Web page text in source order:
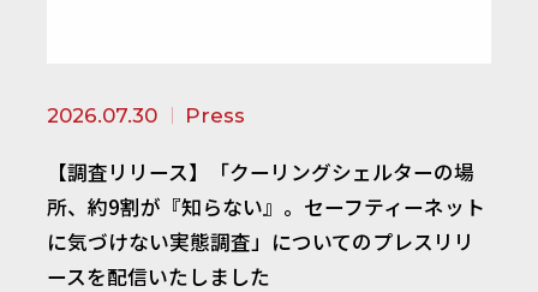
2026.07.30 Press
【調査リリース】「クーリングシェルターの場
所、約9割が『知らない』。セーフティーネット
に気づけない実態調査」についてのプレスリリ
ースを配信いたしました